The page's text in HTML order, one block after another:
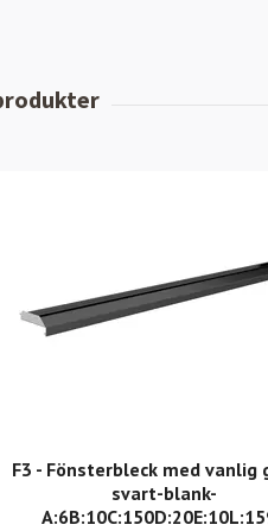
F3 - Fönsterbleck med vanlig
svart-blank-